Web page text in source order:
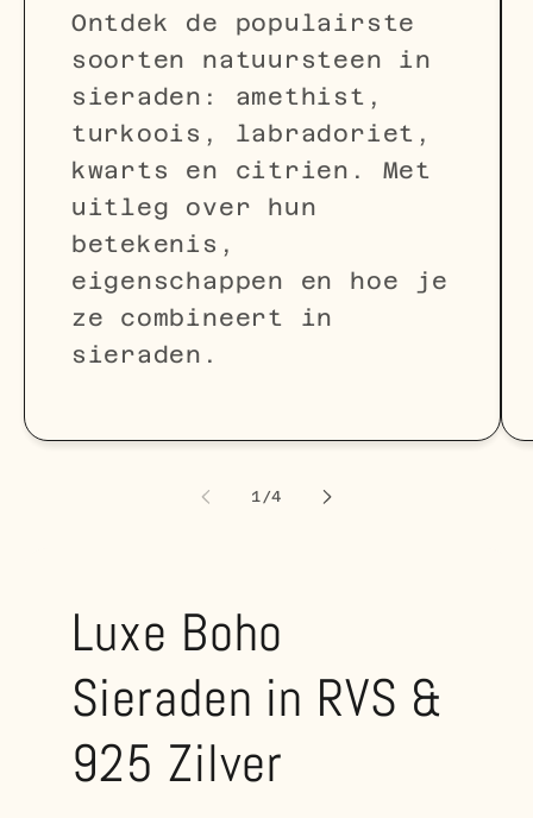
Ontdek de populairste
soorten natuursteen in
sieraden: amethist,
turkoois, labradoriet,
kwarts en citrien. Met
uitleg over hun
betekenis,
eigenschappen en hoe je
ze combineert in
sieraden.
1 /
van
4
Luxe Boho
Sieraden in RVS &
925 Zilver